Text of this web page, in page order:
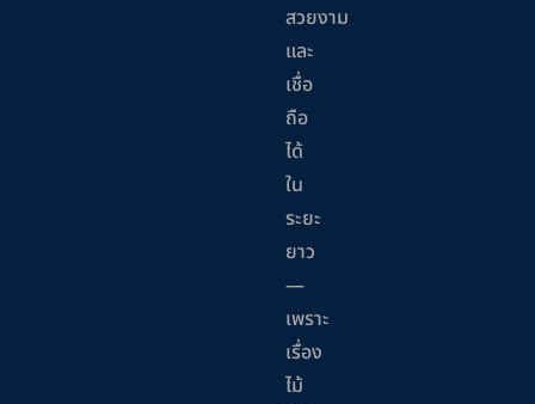
สวยงาม
และ
เชื่อ
ถือ
ได้
ใน
ระยะ
ยาว
—
เพราะ
เรื่อง
ไม้